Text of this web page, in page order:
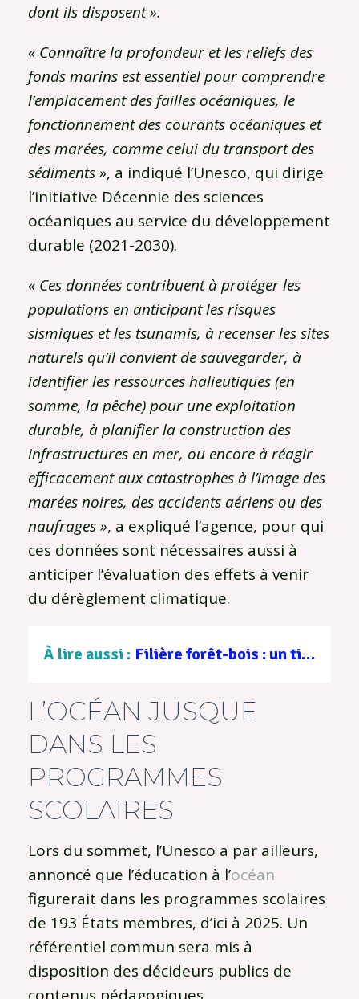
dont ils disposent ».
« Connaître la profondeur et les reliefs des
fonds marins est essentiel pour comprendre
l’emplacement des failles océaniques, le
fonctionnement des courants océaniques et
des marées, comme celui du transport des
sédiments », a indiqué l’Unesco, qui dirige
l’initiative Décennie des sciences
océaniques au service du développement
durable (2021-2030).
« Ces données contribuent à protéger les
populations en anticipant les risques
sismiques et les tsunamis, à recenser les sites
naturels qu’il convient de sauvegarder, à
identifier les ressources halieutiques (en
somme, la pêche) pour une exploitation
durable, à planifier la construction des
infrastructures en mer, ou encore à réagir
efficacement aux catastrophes à l’image des
marées noires, des accidents aériens ou des
naufrages », a expliqué l’agence, pour qui
ces données sont nécessaires aussi à
anticiper l’évaluation des effets à venir
du dérèglement climatique.
À lire aussi : Filière forêt-bois : un tissu d’entreprises au service d’une gestion durable
L’OCÉAN JUSQUE
DANS LES
PROGRAMMES
SCOLAIRES
Lors du sommet, l’Unesco a par ailleurs,
annoncé que l’éducation à l’océan
figurerait dans les programmes scolaires
de 193 États membres, d’ici à 2025. Un
référentiel commun sera mis à
disposition des décideurs publics de
contenus pédagogiques.